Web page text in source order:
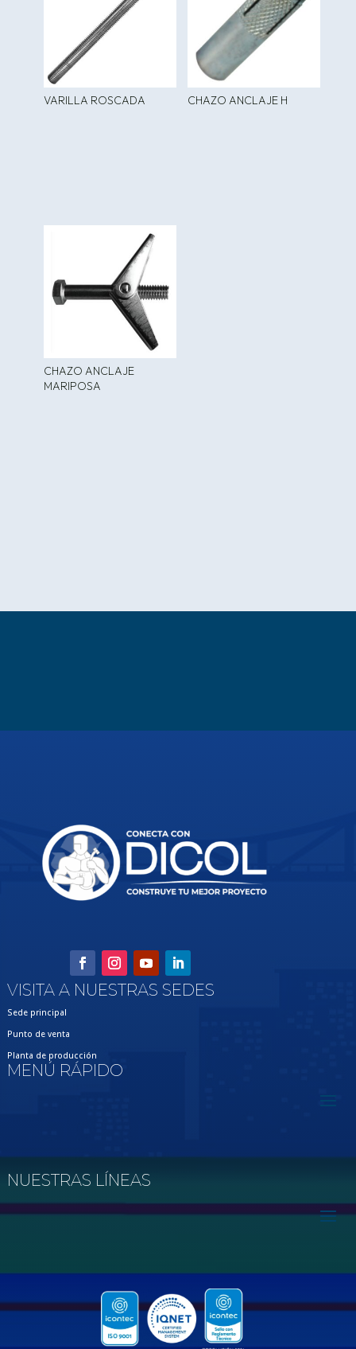
VARILLA ROSCADA CHAZO ANCLAJE H
CHAZO ANCLAJE
MARIPOSA
VISITA A NUESTRAS SEDES
Sede principal
Punto de venta
Planta de producción
MENÚ RÁPIDO
NUESTRAS LÍNEAS